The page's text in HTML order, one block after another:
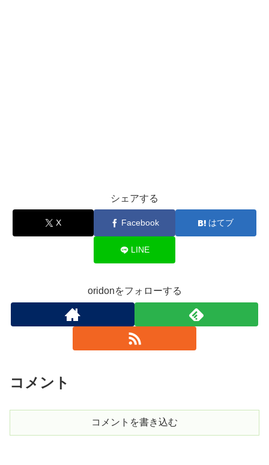
シェアする
X Facebook はてブ
LINE
oridonをフォローする
コメント
コメントを書き込む